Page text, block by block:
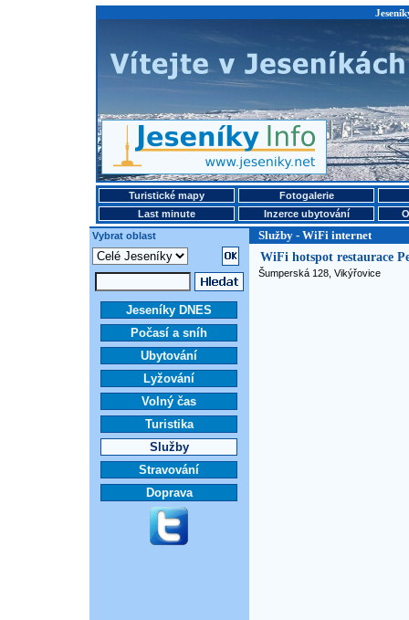
Turistické mapy
Fotogalerie
Last minute
Inzerce ubytování
Vybrat oblast
Služby - WiFi internet
Jeseníky DNES
Počasí a sníh
Ubytování
Lyžování
Volný čas
Turistika
Služby
Stravování
Doprava
WiFi hotspot restaurace
Šumperská 128, Vikýřovice